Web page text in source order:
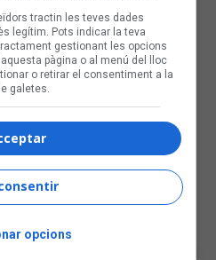
tractin les teves dades
legítim. Pots indicar la teva
gestionant les opcions
pàgina o al menú del lloc
o retirar el consentiment a la
galetes.
opcions